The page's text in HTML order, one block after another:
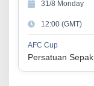
13
14
Madura United
15
Persatuan
16
Persis Solo
31/8 Monday
12:00 (GMT)
AFC Cup